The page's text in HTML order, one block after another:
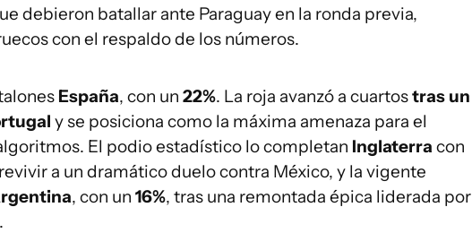
debieron batallar ante Paraguay en la ronda previa,
con el respaldo de los números.
España, con un 22%. La roja avanzó a cuartostras un
y se posiciona como la máxima amenaza para el
El podio estadístico lo completan Inglaterra con
a un dramático duelo contra México, y la vigente
, con un 16%, tras una remontada épica liderada por